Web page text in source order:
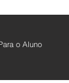
o Aluno